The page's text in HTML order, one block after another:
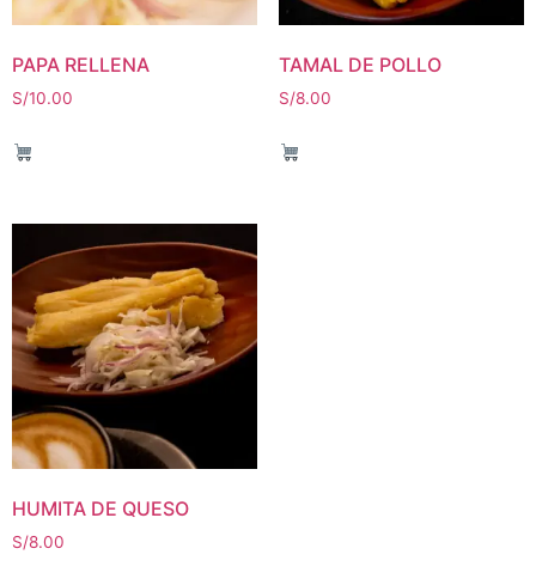
PAPA RELLENA
S/10.00
TAMAL DE POLLO
S/8.00
HUMITA DE QUESO
S/8.00